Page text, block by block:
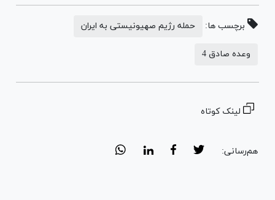
برچسب ها: حمله رژیم صهیونیستی به ایران
وعده صادق 4
لینک کوتاه
هم‌رسانی: